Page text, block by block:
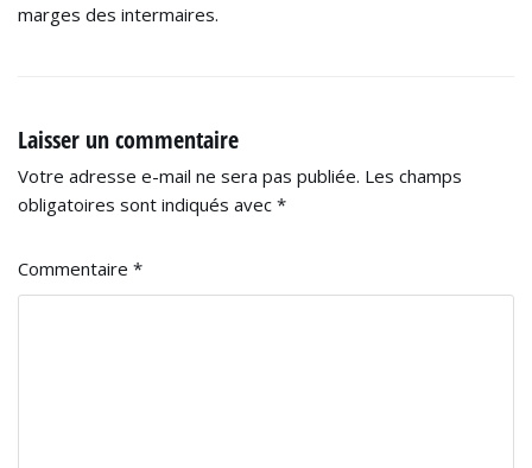
marges des intermaires.
Laisser un commentaire
Votre adresse e-mail ne sera pas publiée. Les champs
obligatoires sont indiqués avec *
Commentaire *